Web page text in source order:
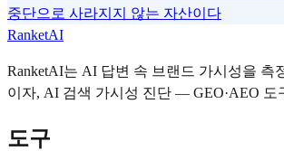
중단으로 사라지지 않는 자산이다
RanketAI
RanketAI는 AI 답변 속 브랜드 가시성을 측
이자, AI 검색 가시성 진단 — GEO·AEO 도
도구